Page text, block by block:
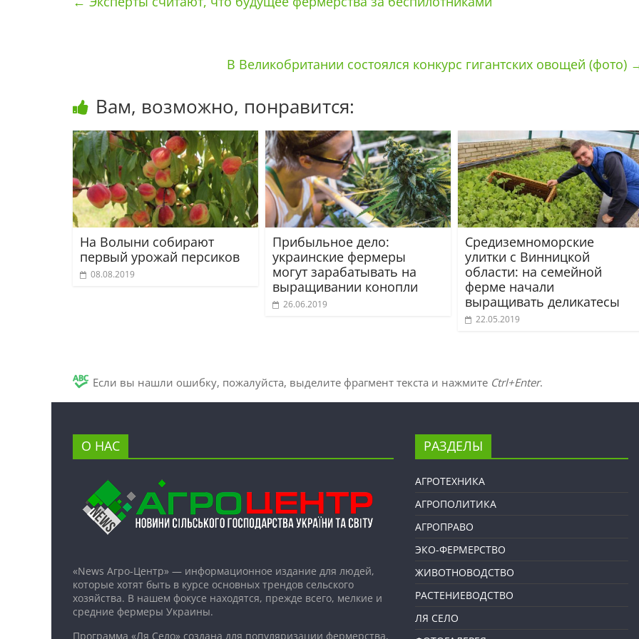
В Великобритании состоялся конкурс гигантских овощей (фото)
Вам, возможно, понравится:
На Волыни собирают
первый урожай персиков
08.08.2019
Прибыльное дело:
украинские фермеры
могут зарабатывать на
выращивании конопли
26.06.2019
Средиземноморские
улитки с Винницкой
области: на семейной
ферме начали
выращивать деликатесы
22.05.2019
Если вы нашли ошибку, пожалуйста, выделите фрагмент текста и нажмите Ctrl+Enter.
О НАС
«News Агро-Центр» — информационное издание для людей,
которые хотят быть в курсе основных трендов сельского
хозяйства. В нашем фокусе находятся, прежде всего, мелкие и
средние фермеры Украины.
Программа «Ля Село» создана для популяризации фермерства,
РАЗДЕЛЫ
АГРОТЕХНИКА
АГРОПОЛИТИКА
АГРОПРАВО
ЭКО-ФЕРМЕРСТВО
ЖИВОТНОВОДСТВО
РАСТЕНИЕВОДСТВО
ЛЯ СЕЛО